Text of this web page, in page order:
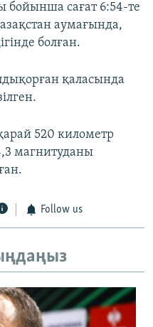
бойынша сағат 6:54-те
аумағында,
болған.
қаласында
520 километр
магнитуданы
Follow us